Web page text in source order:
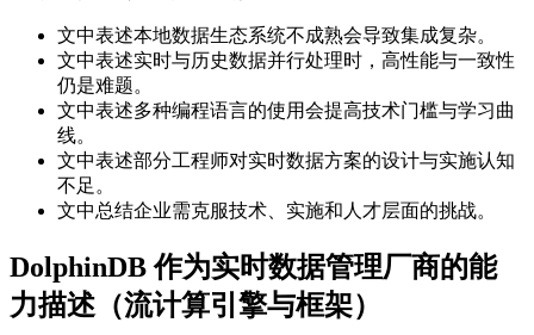
文中表述本地数据生态系统不成熟会导致集成复杂。
文中表述实时与历史数据并行处理时，高性能与一致性
仍是难题。
文中表述多种编程语言的使用会提高技术门槛与学习曲
线。
文中表述部分工程师对实时数据方案的设计与实施认知
不足。
文中总结企业需克服技术、实施和人才层面的挑战。
DolphinDB 作为实时数据管理厂商的能
力描述（流计算引擎与框架）